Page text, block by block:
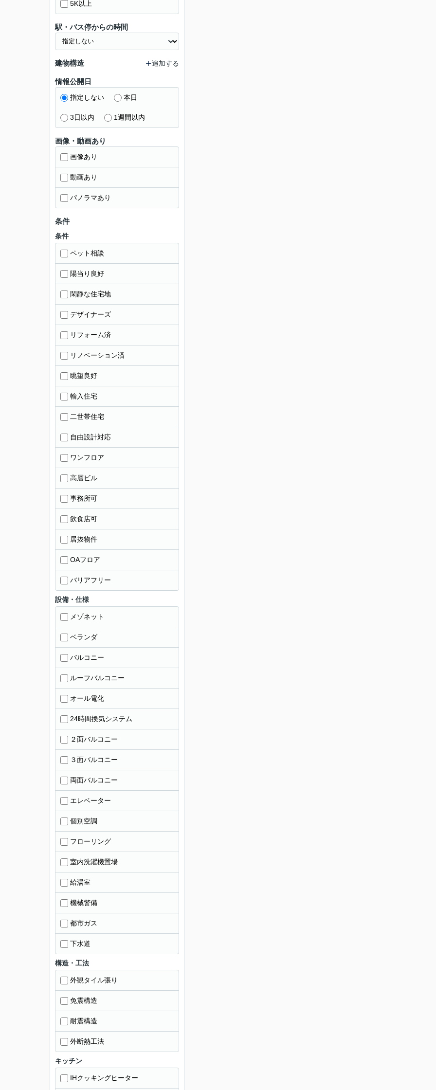
5K以上
駅・バス停からの時間
建物構造 追加する
情報公開日
指定しない 本日
3日以内 1週間以内
画像・動画あり
画像あり
動画あり
パノラマあり
条件
条件
ペット相談
陽当り良好
閑静な住宅地
デザイナーズ
リフォーム済
リノベーション済
眺望良好
輸入住宅
二世帯住宅
自由設計対応
ワンフロア
高層ビル
事務所可
飲食店可
居抜物件
OAフロア
バリアフリー
設備・仕様
メゾネット
ベランダ
バルコニー
ルーフバルコニー
オール電化
24時間換気システム
２面バルコニー
３面バルコニー
両面バルコニー
エレベーター
個別空調
フローリング
室内洗濯機置場
給湯室
機械警備
都市ガス
下水道
構造・工法
外観タイル張り
免震構造
耐震構造
外断熱工法
キッチン
IHクッキングヒーター